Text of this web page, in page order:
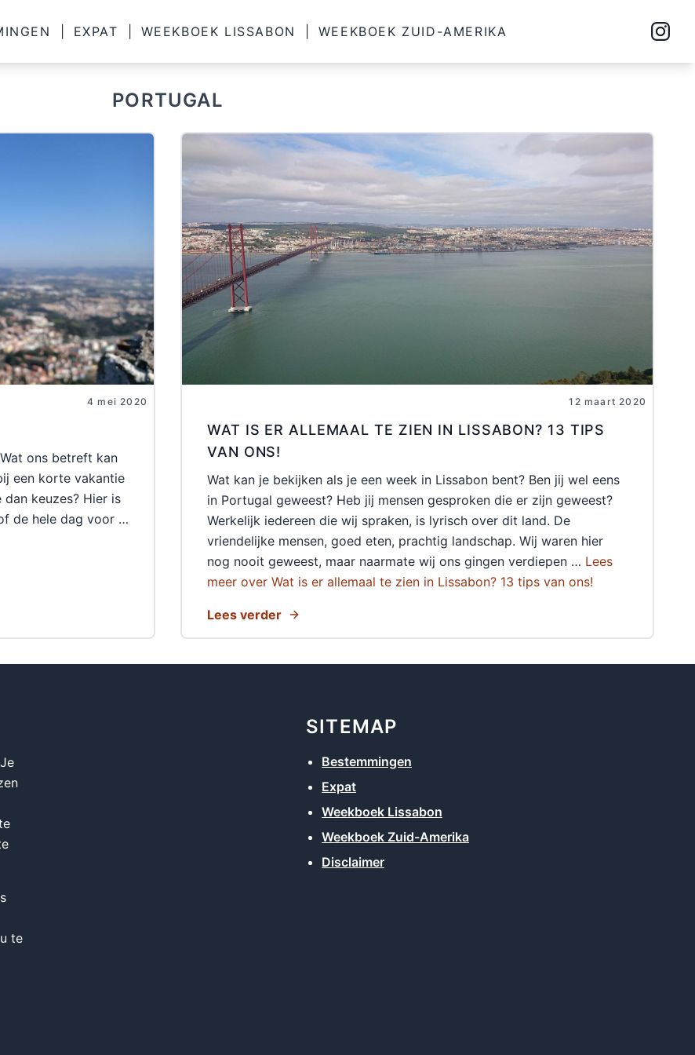
EXPAT WEEKBOEK LISSABON WEEKBOEK ZUID-AMERIKA
PORTUGAL
4 mei 2020
ons betreft kan
een korte vakantie
keuzes? Hier is
de hele dag voor …
12 maart 2020
WAT IS ER ALLEMAAL TE ZIEN IN LISSABON? 13 TIPS
VAN ONS!
Wat kan je bekijken als je een week in Lissabon bent? Ben jij wel eens
in Portugal geweest? Heb jij mensen gesproken die er zijn geweest?
Werkelijk iedereen die wij spraken, is lyrisch over dit land. De
vriendelijke mensen, goed eten, prachtig landschap. Wij waren hier
nog nooit geweest, maar naarmate wij ons gingen verdiepen … Lees
meer over Wat is er allemaal te zien in Lissabon? 13 tips van ons!
Lees verder
te
SITEMAP
Bestemmingen
Expat
Weekboek Lissabon
Weekboek Zuid-Amerika
Disclaimer